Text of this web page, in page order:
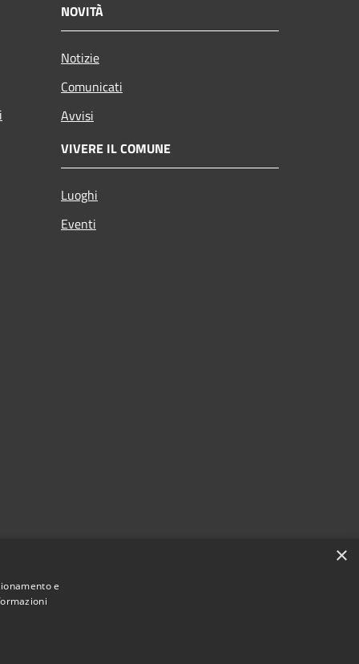
NOVITÀ
Notizie
Comunicati
Avvisi
VIVERE IL COMUNE
Luoghi
Eventi
×
e